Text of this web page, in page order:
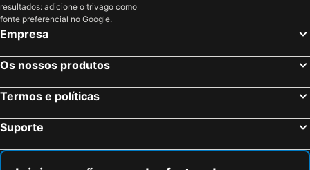
resultados: adicione o trivago como
fonte preferencial no Google.
Empresa
Os nossos produtos
Termos e políticas
Suporte